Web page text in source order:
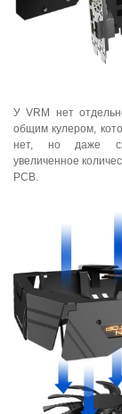
У VRM нет
общим кулером,
нет, но даже
увеличенное
PCB.